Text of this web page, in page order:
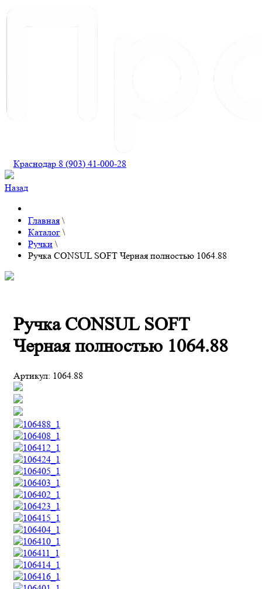
Краснодар 8 (903) 41-000-28
Назад
Главная \
Каталог \
Ручки \
Ручка CONSUL SOFT Черная полностью 1064.88
Ручка CONSUL SOFT
Черная полностью 1064.88
Артикул: 1064.88